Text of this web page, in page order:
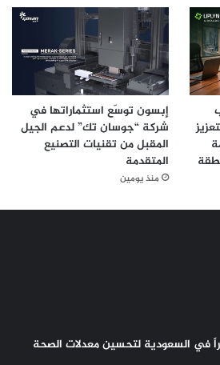
إبسون توسّع استثماراتها في
شركة “جوسان تك” لدعم الجيل
المقبل من تقنيات التصنيع
المتقدمة
منذ يومين
في السعودية لتحسين معدلات الصحة